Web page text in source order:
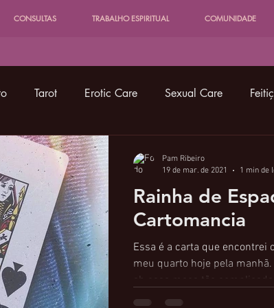
CONSULTAS TRABALHO ESPIRITUAL COMUNIDADE
Tarot Erotic Care Sexual Care
Guias, Deidades
Shadowork Tarot Favelado Astrologia
Rainha de
Cartomancia
Essa é a carta que encontrei
meu quarto hoje pela
ah essa moça tão
Pam Ribeiro
19 de mar. de 2021
1 min de